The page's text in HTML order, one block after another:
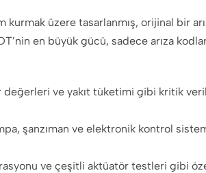
üzere tasarlanmış, orijinal bir
en büyük gücü, sadece arıza
değerleri ve yakıt tüketimi gibi kritik
şanzıman ve elektronik kontrol
ve çeşitli aktüatör testleri gibi